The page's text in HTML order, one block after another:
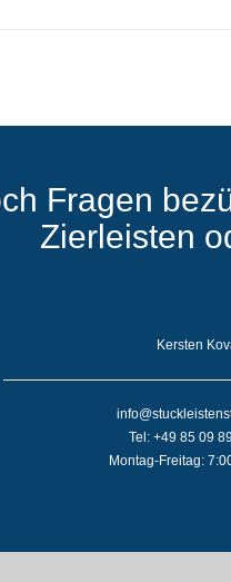
Fragen
Zierleisten
Kersten
Tel: +49 85 09
Montag-Freitag: